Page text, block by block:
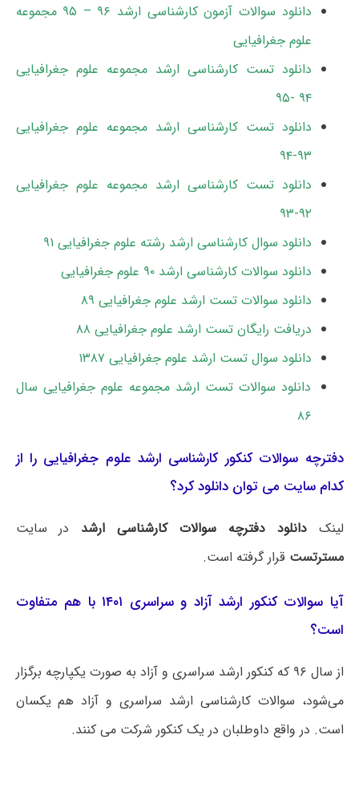
دانلود سوالات آزمون کارشناسی ارشد ۹۶ – ۹۵ مجموعه
علوم جغرافیایی
دانلود تست کارشناسی ارشد مجموعه علوم جغرافیایی
۹۴ -۹۵
دانلود تست کارشناسی ارشد مجموعه علوم جغرافیایی
۹۳-۹۴
دانلود تست کارشناسی ارشد مجموعه علوم جغرافیایی
۹۲-۹۳
دانلود سوال کارشناسی ارشد رشته علوم جغرافیایی ۹۱
دانلود سوالات کارشناسی ارشد ۹۰ علوم جغرافیایی
دانلود سوالات تست ارشد علوم جغرافیایی ۸۹
دریافت رایگان تست ارشد علوم جغرافیایی ۸۸
دانلود سوال تست ارشد علوم جغرافیایی ۱۳۸۷
دانلود سوالات تست ارشد مجموعه علوم جغرافیایی سال
۸۶
دفترچه سوالات کنکور کارشناسی ارشد علوم جغرافیایی را از
کدام سایت می توان دانلود کرد؟
لینکدانلود دفترچه سوالات کارشناسی ارشد در سایت
مسترتست قرار گرفته است.
آیا سوالات کنکور ارشد آزاد و سراسری ۱۴۰۱ با هم متفاوت
است؟
از سال ۹۶ که کنکور ارشد سراسری و آزاد به صورت یکپارچه برگزار
می‌شود، سوالات کارشناسی ارشد سراسری و آزاد هم یکسان
است. در واقع داوطلبان در یک کنکور شرکت می کنند.